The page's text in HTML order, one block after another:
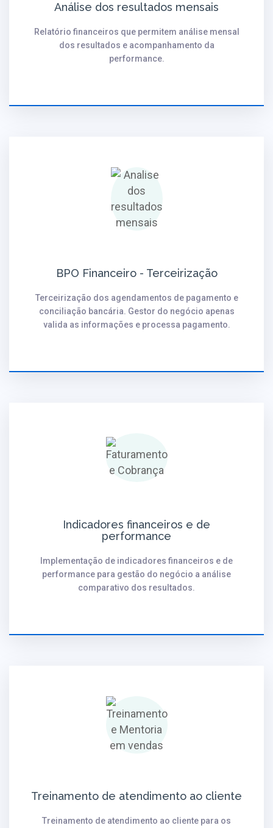
Análise dos resultados mensais
Relatório financeiros que permitem análise mensal
dos resultados e acompanhamento da
performance.
BPO Financeiro - Terceirização
Terceirização dos agendamentos de pagamento e
conciliação bancária. Gestor do negócio apenas
valida as informações e processa pagamento.
Indicadores financeiros e de
performance
Implementação de indicadores financeiros e de
performance para gestão do negócio a análise
comparativo dos resultados.
Treinamento de atendimento ao cliente
Treinamento de atendimento ao cliente para os